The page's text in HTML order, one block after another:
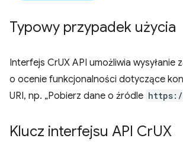
Typowy przypadek użycia
Interfejs CrUX API umożliwia wysyłanie
o ocenie funkcjonalności dotyczące
URI, np. „Pobierz dane o źródle
Klucz interfejsu API CrUX